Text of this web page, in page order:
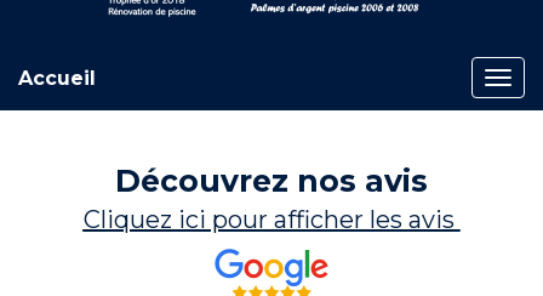
Accueil
Découvrez nos avis
Cliquez ici pour afficher les avis